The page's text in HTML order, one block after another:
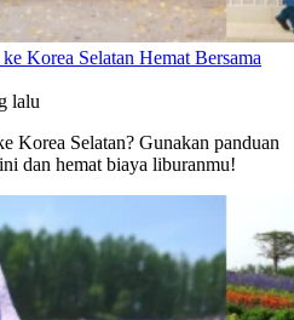
Korea Selatan Hemat Bersama
lalu
Korea Selatan? Gunakan panduan
dan hemat biaya liburanmu!